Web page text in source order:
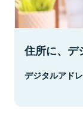
住所に、デ
デジタルアド